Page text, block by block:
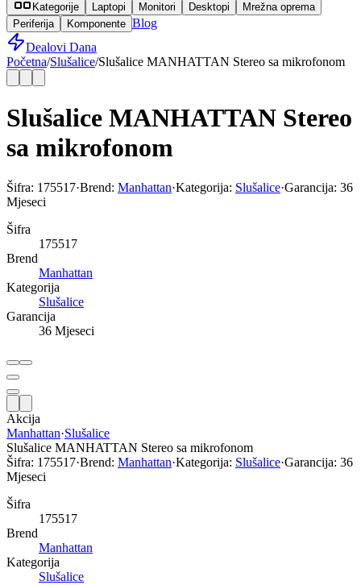
Kategorije Laptopi Monitori Desktopi
Mrežna oprema
Periferija
Komponente Blog
Dealovi Dana
Početna/Slušalice/Slušalice MANHATTAN Stereo sa mikrofonom
Slušalice MANHATTAN Stereo
sa mikrofonom
Šifra: 175517·Brend: Manhattan·Kategorija: Slušalice·Garancija: 36
Mjeseci
Šifra
175517
Brend
Manhattan
Kategorija
Slušalice
Garancija
36 Mjeseci
Akcija
Manhattan·Slušalice
Slušalice MANHATTAN Stereo sa mikrofonom
Šifra: 175517·Brend: Manhattan·Kategorija: Slušalice·Garancija: 36
Mjeseci
Šifra
175517
Brend
Manhattan
Kategorija
Slušalice